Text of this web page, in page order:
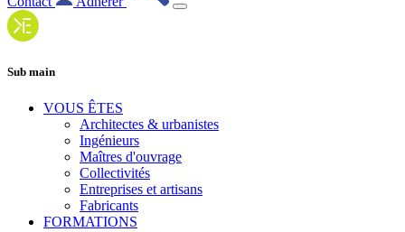
Sub main
VOUS ÊTES
Architectes & urbanistes
Ingénieurs
Maîtres d'ouvrage
Collectivités
Entreprises et artisans
Fabricants
FORMATIONS